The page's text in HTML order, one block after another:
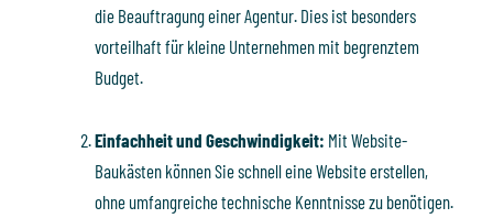
die Beauftragung einer Agentur. Dies ist besonders
vorteilhaft für kleine Unternehmen mit begrenztem
Budget.
Einfachheit und Geschwindigkeit: Mit Website-
Baukästen können Sie schnell eine Website erstellen,
ohne umfangreiche technische Kenntnisse zu benötigen.